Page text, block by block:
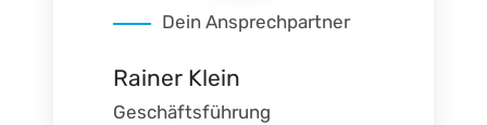
Dein Ansprechpartner
Rainer Klein
Geschäftsführung